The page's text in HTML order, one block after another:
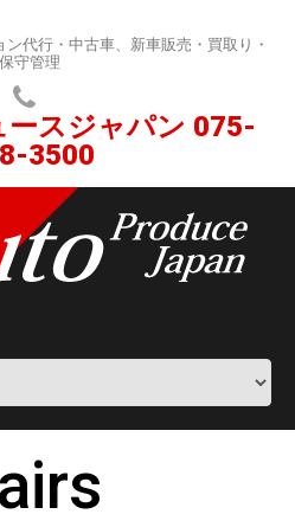
代行・中古車、新車販売・買取り・
保守管理
スジャパン 075-
3500